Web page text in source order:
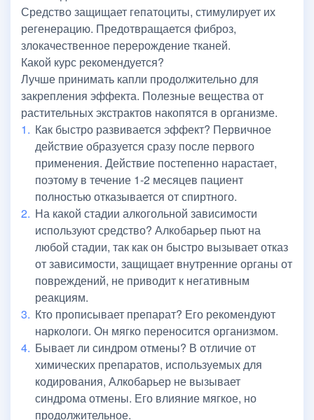
Средство защищает гепатоциты, стимулирует их
регенерацию. Предотвращается фиброз,
злокачественное перерождение тканей.
Какой курс рекомендуется?
Лучше принимать капли продолжительно для
закрепления эффекта. Полезные вещества от
растительных экстрактов накопятся в организме.
Как быстро развивается эффект? Первичное
действие образуется сразу после первого
применения. Действие постепенно нарастает,
поэтому в течение 1-2 месяцев пациент
полностью отказывается от спиртного.
На какой стадии алкогольной зависимости
используют средство? Алкобарьер пьют на
любой стадии, так как он быстро вызывает отказ
от зависимости, защищает внутренние органы от
повреждений, не приводит к негативным
реакциям.
Кто прописывает препарат? Его рекомендуют
наркологи. Он мягко переносится организмом.
Бывает ли синдром отмены? В отличие от
химических препаратов, используемых для
кодирования, Алкобарьер не вызывает
синдрома отмены. Его влияние мягкое, но
продолжительное.